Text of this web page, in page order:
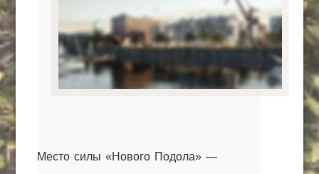
Место силы «Нового Подола» —